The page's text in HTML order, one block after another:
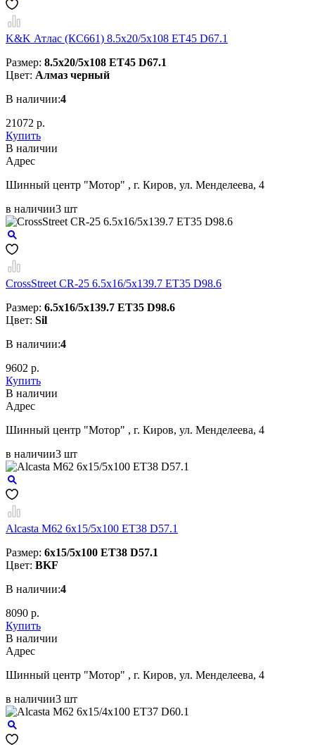
K&K Атлас (КС661) 8.5x20/5x108 ET45 D67.1
Размер: 8.5x20/5x108 ET45 D67.1
Цвет: Алмаз черный
В наличии:4
21072 р.
Купить
В наличии
Aдрес
Шинный центр "Мотор" , г. Киров, ул. Менделеева, 4
в наличии3 шт
CrossStreet CR-25 6.5x16/5x139.7 ET35 D98.6
Размер: 6.5x16/5x139.7 ET35 D98.6
Цвет: Sil
В наличии:4
9602 р.
Купить
В наличии
Aдрес
Шинный центр "Мотор" , г. Киров, ул. Менделеева, 4
в наличии3 шт
Alcasta M62 6x15/5x100 ET38 D57.1
Размер: 6x15/5x100 ET38 D57.1
Цвет: BKF
В наличии:4
8090 р.
Купить
В наличии
Aдрес
Шинный центр "Мотор" , г. Киров, ул. Менделеева, 4
в наличии3 шт